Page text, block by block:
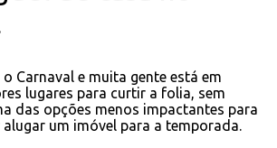
Carnaval e muita gente está em
lugares para curtir a folia, sem
das opções menos impactantes para
um imóvel para a temporada.